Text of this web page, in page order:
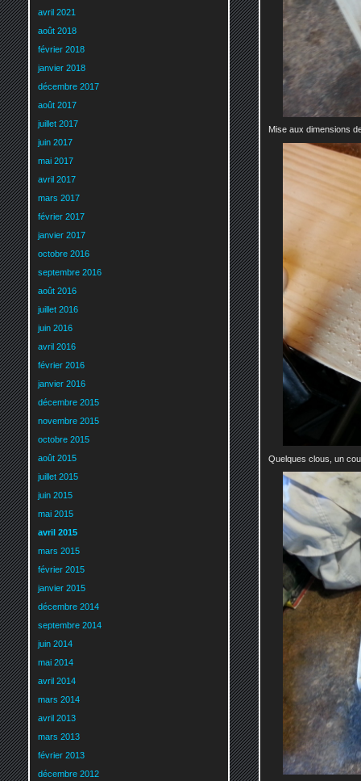
Mise aux dimensions
Quelques clous, un
avril 2021
août 2018
février 2018
janvier 2018
décembre 2017
août 2017
juillet 2017
juin 2017
mai 2017
avril 2017
mars 2017
février 2017
janvier 2017
octobre 2016
septembre 2016
août 2016
juillet 2016
juin 2016
avril 2016
février 2016
janvier 2016
décembre 2015
novembre 2015
octobre 2015
août 2015
juillet 2015
juin 2015
mai 2015
avril 2015
mars 2015
février 2015
janvier 2015
décembre 2014
septembre 2014
juin 2014
mai 2014
avril 2014
mars 2014
avril 2013
mars 2013
février 2013
décembre 2012